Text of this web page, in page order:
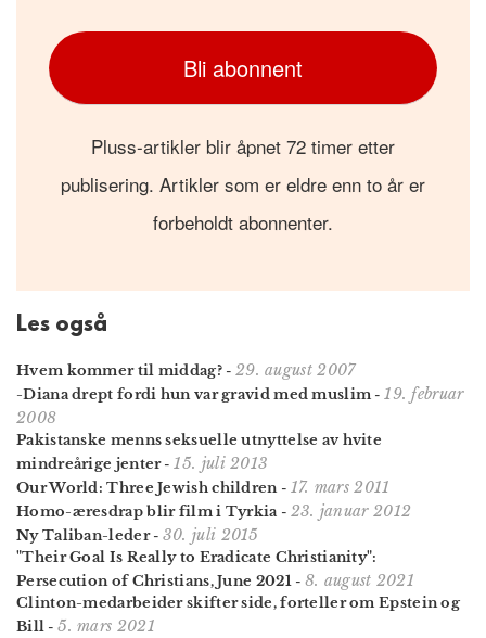
Bli abonnent
Pluss-artikler blir åpnet 72 timer etter
publisering. Artikler som er eldre enn to år er
forbeholdt abonnenter.
Les også
Hvem kommer til middag?- 29. august 2007
-Diana drept fordi hun var gravid med muslim -19. februar
2008
Pakistanske menns seksuelle utnyttelse av hvite
mindreårige jenter-15. juli 2013
Our World: Three Jewish children- 17. mars 2011
Homo-æresdrap blir film i Tyrkia - 23. januar 2012
Ny Taliban-leder- 30. juli 2015
"Their Goal Is Really to Eradicate Christianity":
Persecution of Christians, June 2021- 8. august 2021
Clinton-medarbeider skifter side, forteller om Epstein og
Bill -5. mars 2021